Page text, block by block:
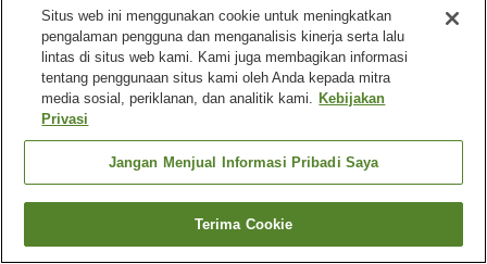
Spa / Salon kecantikan
Gym / Klub kebugaran
Beranda Australia
Wales Selatan Baru
Council Kota Parramatta
Rosehill Mercure Sydney Parramatta
Cari kamar
Situs web ini menggunakan cookie untuk meningkatkan
pengalaman pengguna dan menganalisis kinerja serta lalu
lintas di situs web kami. Kami juga membagikan informasi
tentang penggunaan situs kami oleh Anda kepada mitra
media sosial, periklanan, dan analitik kami. Kebijakan
Privasi
Jangan Menjual Informasi Pribadi Saya
Terima Cookie